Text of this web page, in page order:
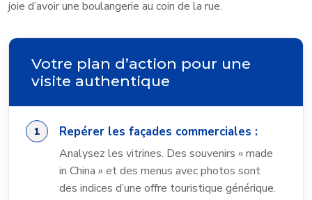
joie d’avoir une boulangerie au coin de la rue.
Votre plan d’action pour une
visite authentique
Repérer les façades commerciales :
Analysez les vitrines. Des souvenirs « made
in China » et des menus avec photos sont
des indices d’une offre touristique générique.